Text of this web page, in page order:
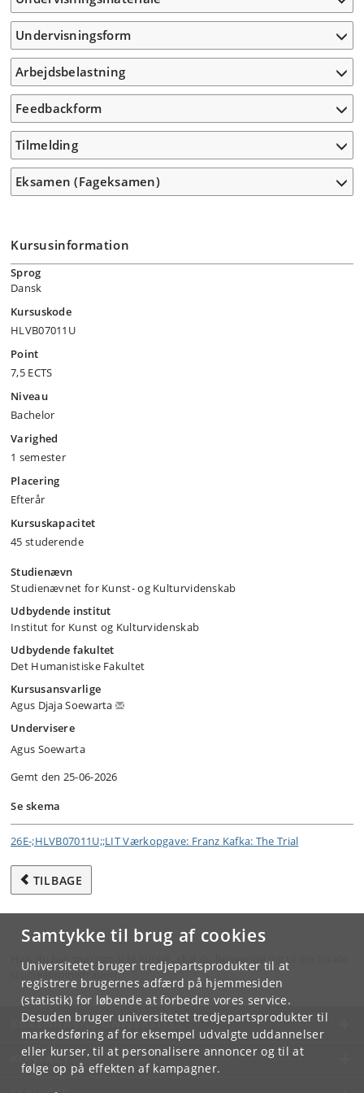
Samtykke til brug af cookies
Universitetet bruger tredjepartsprodukter til at
registrere brugernes adfærd på hjemmesiden
(statistik) for løbende at forbedre vores service.
Desuden bruger universitetet tredjepartsprodukter til
markedsføring af for eksempel udvalgte uddannelser
eller kurser, til at personalisere annoncer og til at
følge op på effekten af kampagner.
Undervisningsform
Arbejdsbelastning
Feedbackform
Tilmelding
Eksamen (Fageksamen)
Kursusinformation
Sprog
Dansk
Kursuskode
HLVB07011U
Point
7,5 ECTS
Niveau
Bachelor
Varighed
1 semester
Placering
Efterår
Kursuskapacitet
45 studerende
Studienævn
Studienævnet for Kunst- og Kulturvidenskab
Udbydende institut
Institut for Kunst og Kulturvidenskab
Udbydende fakultet
Det Humanistiske Fakultet
Kursusansvarlige
Agus Djaja Soewarta
Undervisere
Agus Soewarta
Gemt den 25-06-2026
Se skema
26E-;HLVB07011U;;LIT Værkopgave: Franz Kafka: The Trial
TILBAGE
Hvis du har spørgsmål til kurset, skal du henvende dig til din lokale
studieadministration.
KØBENHAVNS UNIVERSITET
KONTAKT